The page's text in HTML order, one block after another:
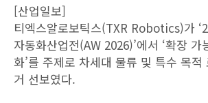
[산업일보]
티엑스알로보틱스(TXR Robotics)가
자동화산업전(AW 2026)’에서 ‘확장 가
화’를 주제로 차세대 물류 및 특수 목적
거 선보였다.